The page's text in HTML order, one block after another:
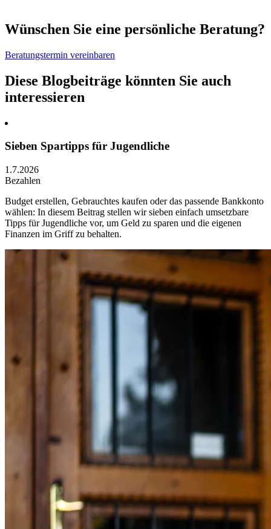
Wünschen Sie eine persönliche Beratung?
Beratungstermin vereinbaren
Diese Blogbeiträge könnten Sie auch
interessieren
Sieben Spartipps für Jugendliche
1.7.2026
Bezahlen
Budget erstellen, Gebrauchtes kaufen oder das passende Bankkonto
wählen: In diesem Beitrag stellen wir sieben einfach umsetzbare
Tipps für Jugendliche vor, um Geld zu sparen und die eigenen
Finanzen im Griff zu behalten.